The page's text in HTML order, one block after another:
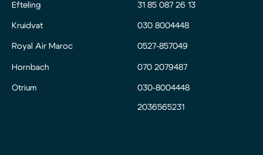
Efteling
Kruidvat
Royal Air Maroc
Hornbach
Otrium
31 85 087 26 13
030 8004448
0527-857049
070 2079487
030-8004448
2036565231